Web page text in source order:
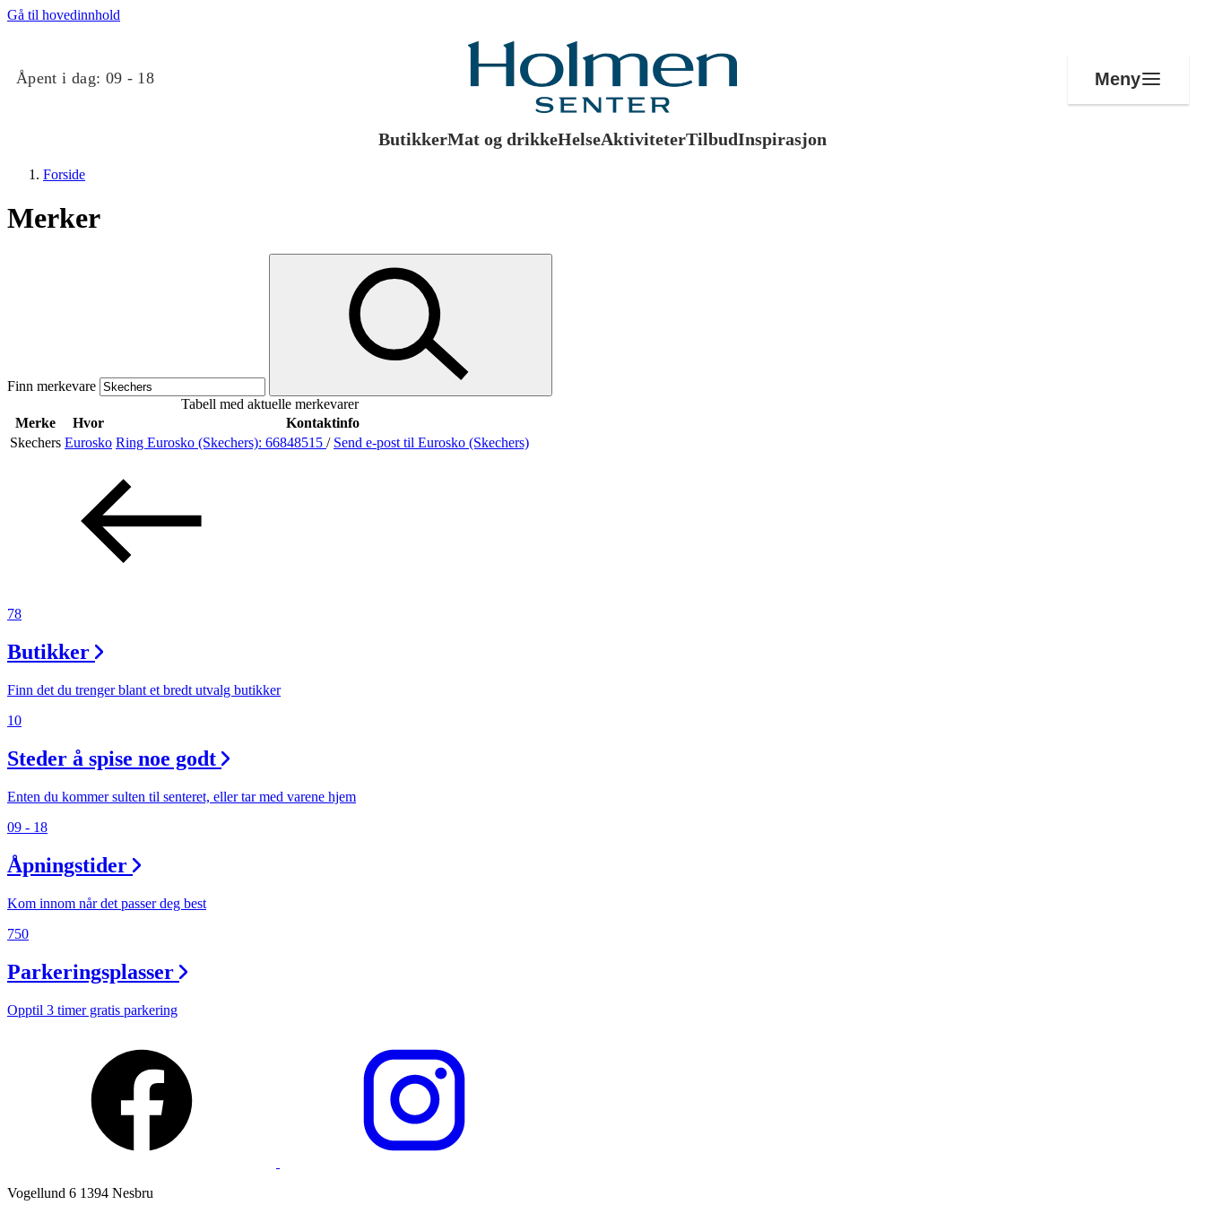
Gå til hovedinnhold
Åpent i dag: 09 - 18 Meny
ButikkerMat og drikkeHelseAktiviteterTilbudInspirasjon
Mat og drikke
Helse
Aktiviteter
Tilbud
Søk
Åpningstider
Praktisk informasjon
Magasin
Gavekort
Forside
Merker
Finn merkevare
Tabell med aktuelle merkevarer
Merke
Hvor
Kontaktinfo
Skechers Eurosko Ring Eurosko (Skechers): 66848515 / Send e-post til Eurosko (Skechers)
78
Butikker
Finn det du trenger blant et bredt utvalg butikker
10
Steder å spise noe godt
Enten du kommer sulten til senteret, eller tar med varene hjem
09 - 18
Åpningstider
Kom innom når det passer deg best
750
Parkeringsplasser
Opptil 3 timer gratis parkering
Vogellund 6 1394 Nesbru